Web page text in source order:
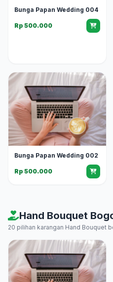
Bunga Papan Wedding 004
Rp 500.000
Bunga Papan Wedding 002
Rp 500.000
Hand Bouquet
20 pilihan karangan Hand Bouquet